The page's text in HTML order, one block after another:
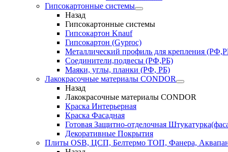
Гипсокартонные системы
Назад
Гипсокартонные системы
Гипсокартон Knauf
Гипсокартон (Gyproc)
Металлический профиль для крепления
Соединители,подвесы (РФ,РБ)
Маяки, углы, планки (РФ, РБ)
Лакокрасочные материалы CONDOR
Назад
Лакокрасочные материалы CONDOR
Краска Интерьерная
Краска Фасадная
Готовая Защитно-отделочная
Декоративные Покрытия
Плиты OSB, ЦСП, Белтермо ТОП, Фанера,